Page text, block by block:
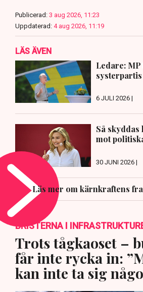
Publicerad: 3 aug 2026, 11:23
Uppdaterad: 4 aug 2026, 11:19
LÄS ÄVEN
Ledare:
6 JULI 2026 |
Så
mot
30 JUNI 2026 |
Läs mer om kärnkraftens
BRISTERNA I
Trots tågkaoset –
får inte rycka in:
kan inte ta sig